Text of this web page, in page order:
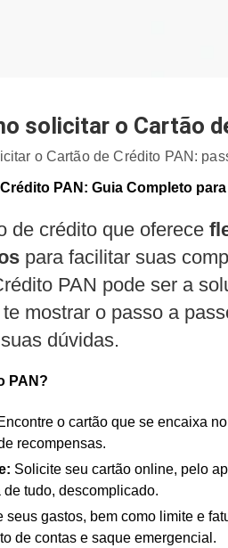
solicitar o Cartão
o Cartão de Crédito PAN:
PAN: Guia Completo
de crédito que oferece
para facilitar suas
PAN pode ser a
mostrar o passo a
dúvidas.
PAN?
o cartão que se encaixa
recompensas.
Solicite seu cartão online, pelo
tudo, descomplicado.
seus gastos, bem como limite e
de contas e saque emergencial.